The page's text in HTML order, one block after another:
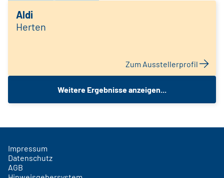
Aldi
Herten
Zum Ausstellerprofil
Weitere Ergebnisse anzeigen...
Impressum
Datenschutz
AGB